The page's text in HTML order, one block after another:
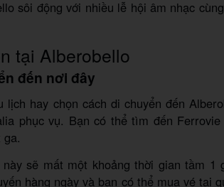
sôi động với nhiều lễ hội âm nhạc
tại Alberobello
đến nơi đây
hay chọn cách di chuyển đến
phục vụ. Bạn có thể tìm đến
sẽ mất một khoảng thời gian tầm 1
hàng ngày và bạn có thể mua vé tại